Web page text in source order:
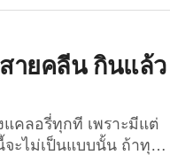
อง ซึ่งดูเหมือนว่าไวรัล
าวสำหรับคนไทยอย่าง
กจนโต เวลาซื้อ
ก็จะเห็นว่าไส้แซนด์วิช
ยไปอยู่แล้ว.. แต่วันนี้เรา
ไม่ยอมกินแซนด์วิชไส้
ด้กิน “แซนด์วิชไส้แน่น”
สายคลีน กินแล้ว
แคลอรี่ทุกที เพราะมีแต่
ะไม่เป็นแบบนั้น ถ้าทุก